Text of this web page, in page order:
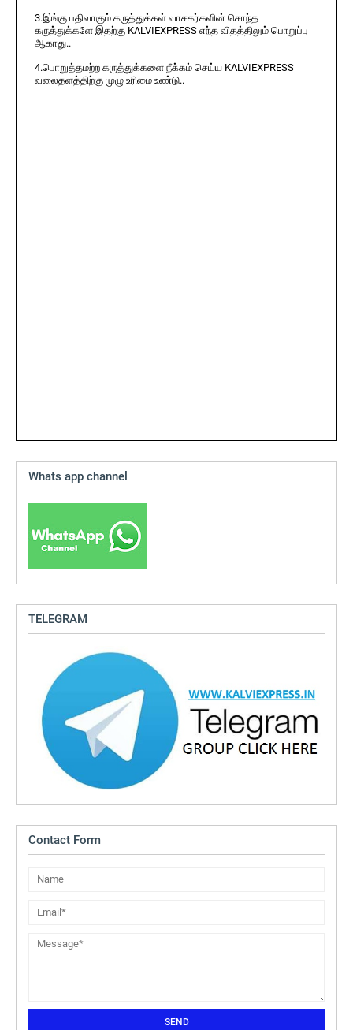
3.இங்கு பதிவாகும் கருத்துக்கள் வாசகர்களின் சொந்த
கருத்துக்களே இதற்கு KALVIEXPRESS எந்த விதத்திலும் பொறுப்பு
ஆகாது..
4.பொறுத்தமற்ற கருத்துக்களை நீக்கம் செய்ய KALVIEXPRESS
வலைதளத்திற்கு முழு உரிமை உண்டு..
Whats app channel
TELEGRAM
Contact Form